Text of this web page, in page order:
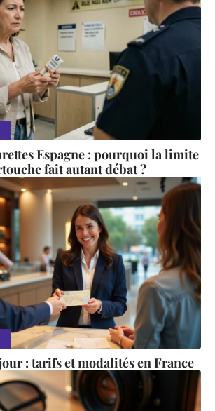
Espagne : pourquoi la limite
fait autant débat ?
: tarifs et modalités en France